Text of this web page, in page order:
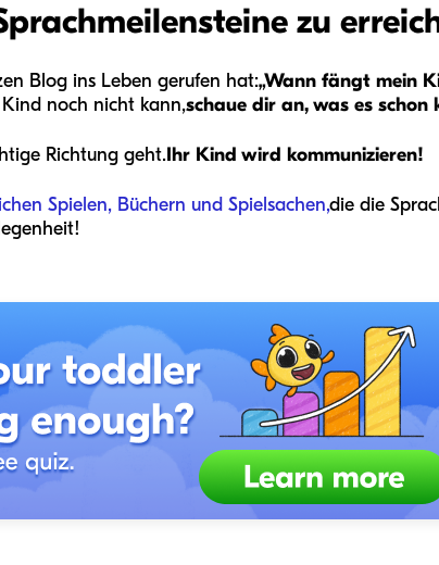
zu
Blog ins Leben gerufen hat:„Wann fängt mein
noch nicht kann,schaue dir an, was es schon
Richtung geht.Ihr Kind wird kommunizieren!
Spielen, Büchern und Spielsachen,die die